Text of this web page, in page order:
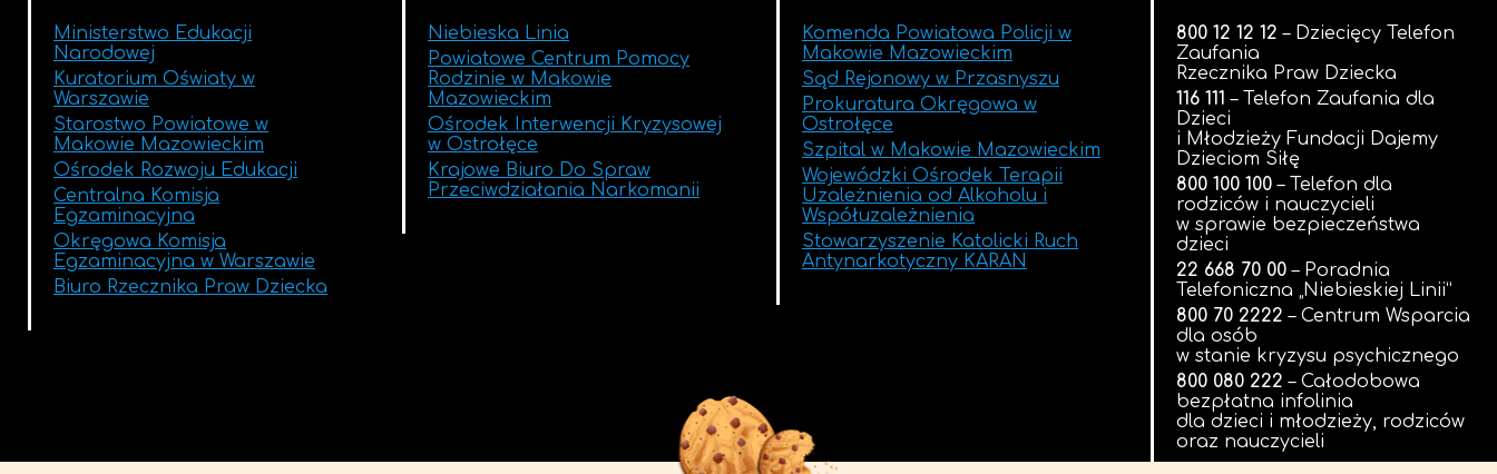
Ministerstwo Edukacji
Narodowej
Kuratorium Oświaty w
Warszawie
Starostwo Powiatowe w
Makowie Mazowieckim
Ośrodek Rozwoju Edukacji
Centralna Komisja
Egzaminacyjna
Okręgowa Komisja
Egzaminacyjna w Warszawie
Biuro Rzecznika Praw Dziecka
Niebieska Linia
Powiatowe Centrum Pomocy
Rodzinie w Makowie
Mazowieckim
Ośrodek Interwencji Kryzysowej
w Ostrołęce
Krajowe Biuro Do Spraw
Przeciwdziałania Narkomanii
Komenda Powiatowa Policji w
Makowie Mazowieckim
Sąd Rejonowy w Przasnyszu
Prokuratura Okręgowa w
Ostrołęce
Szpital w Makowie Mazowieckim
Wojewódzki Ośrodek Terapii
Uzależnienia od Alkoholu i
Współuzależnienia
Stowarzyszenie Katolicki Ruch
Antynarkotyczny KARAN
800 12 12 12 – Dziecięcy Telefon
Zaufania
Rzecznika Praw Dziecka
116 111– Telefon Zaufania dla
Dzieci
i Młodzieży Fundacji Dajemy
Dzieciom Siłę
800 100 100 – Telefon dla
rodziców i nauczycieli
w sprawie bezpieczeństwa
dzieci
22 668 70 00 – Poradnia
Telefoniczna „Niebieskiej Linii”
800 70 2222 – Centrum Wsparcia
dla osób
w stanie kryzysu psychicznego
800 080 222 – Całodobowa
bezpłatna infolinia
dla dzieci i młodzieży, rodziców
oraz nauczycieli